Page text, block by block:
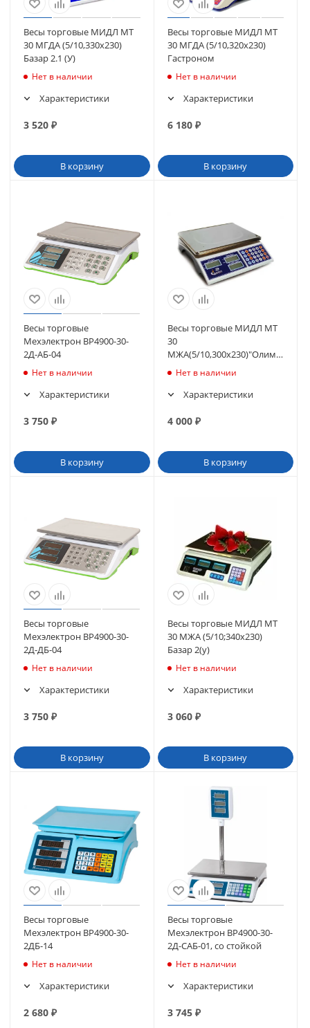
Весы торговые МИДЛ МТ
30 МГДА (5/10,330х230)
Базар 2.1 (У)
Нет в наличии
Характеристики
3 520 ₽
В корзину
Весы торговые МИДЛ МТ
30 МГДА (5/10,320х230)
Гастроном
Нет в наличии
Характеристики
6 180₽
В корзину
Весы торговые
Мехэлектрон ВР4900-30-
2Д-АБ-04
Нет в наличии
Характеристики
3 750 ₽
В корзину
Весы торговые МИДЛ МТ
30
МЖА(5/10,300х230)"Олимп
2ур"Нет в наличии
Характеристики
4 000₽
В корзину
Весы торговые
Мехэлектрон ВР4900-30-
2Д-ДБ-04
Нет в наличии
Характеристики
3 750 ₽
В корзину
Весы торговые МИДЛ МТ
30 МЖА (5/10;340х230)
Базар 2(у)
Нет в наличии
Характеристики
3 060₽
В корзину
Весы торговые
Мехэлектрон ВР4900-30-
2ДБ-14
Нет в наличии
Характеристики
2 680 ₽
Весы торговые
Мехэлектрон ВР4900-30-
2Д-САБ-01, со стойкой
Нет в наличии
Характеристики
3 745₽